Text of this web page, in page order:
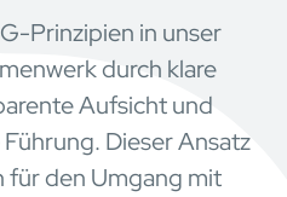
Prinzipien in unser
durch klare
Aufsicht und
Dieser Ansatz
für den Umgang mit